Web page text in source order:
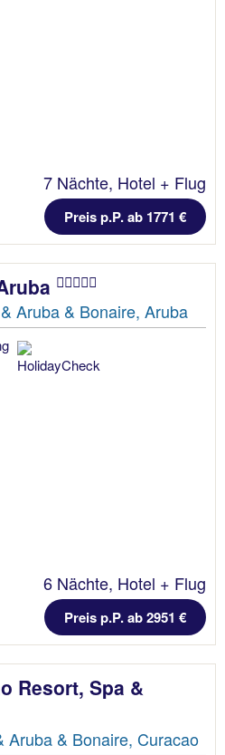
7 Nächte, Hotel + Flug
Preis p.P. ab 1771 €
Aruba & Bonaire, Aruba
6 Nächte, Hotel + Flug
Preis p.P. ab 2951 €
Resort, Spa &
Aruba & Bonaire, Curacao